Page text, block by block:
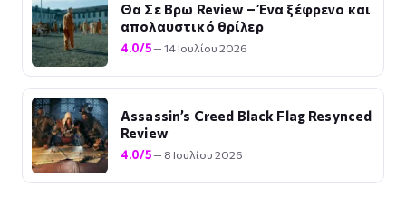
Θα Σε Βρω Review – Ένα ξέφρενο και
απολαυστικό θρίλερ
4.0/5— 14 Ιουλίου 2026
Assassin’s Creed Black Flag Resynced
Review
4.0/5— 8 Ιουλίου 2026